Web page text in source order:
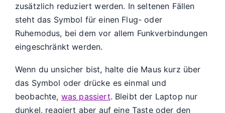
zusätzlich reduziert werden. In seltenen Fällen
steht das Symbol für einen Flug- oder
Ruhemodus, bei dem vor allem Funkverbindungen
eingeschränkt werden.
Wenn du unsicher bist, halte die Maus kurz über
das Symbol oder drücke es einmal und
beobachte, was passiert. Bleibt der Laptop nur
dunkel, reagiert aber auf eine Taste oder den